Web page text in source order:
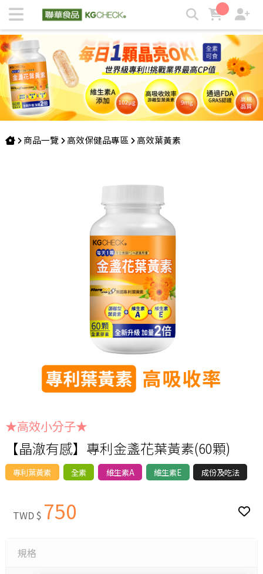
聯華食品生醫研究室專利金盞花專利葉黃素, 現代人的晶亮必備
營養素 | KGCHECK聯華食品生醫研究室
商品一覽 高效保健品專區 高效葉黃素
★高效小分子★
【晶澈有感】專利金盞花葉黃素(60顆)
專利葉黃素 全素 維生素A 維生素E 成份及吃法
TWD $ 750
規格